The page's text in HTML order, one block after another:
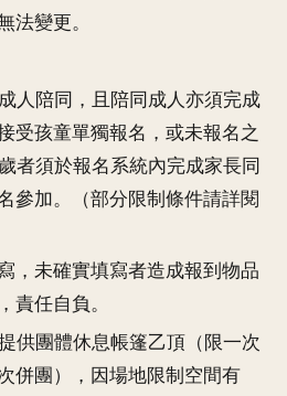
法變更。
人陪同，且陪同成人亦須完成
受孩童單獨報名，或未報名之
者須於報名系統內完成家長同
參加。（部分限制條件請詳閱
，未確實填寫者造成報到物品
責任自負。
供團體休息帳篷乙頂（限一次
併團），因場地限制空間有